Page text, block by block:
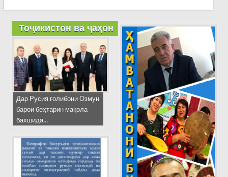
Тоҷикистон ва ҷаҳон
Дар Русия ғолибони Озмун
барои беҳтарин мақола
бахшида...